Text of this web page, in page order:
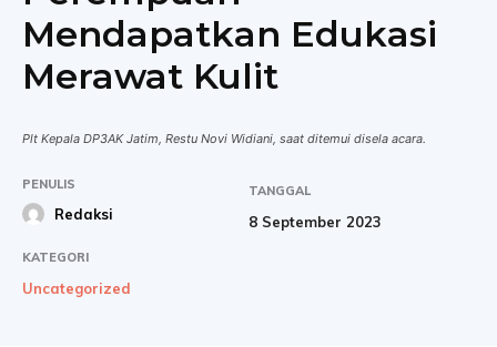
Mendapatkan Edukasi
Merawat Kulit
Plt Kepala DP3AK Jatim, Restu Novi Widiani, saat ditemui disela acara.
PENULIS
Redaksi
TANGGAL
8 September 2023
KATEGORI
Uncategorized